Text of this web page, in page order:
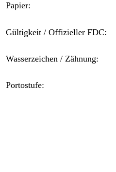
Papier:
Gültigkeit / Offizieller FDC:
Wasserzeichen / Zähnung:
Portostufe: